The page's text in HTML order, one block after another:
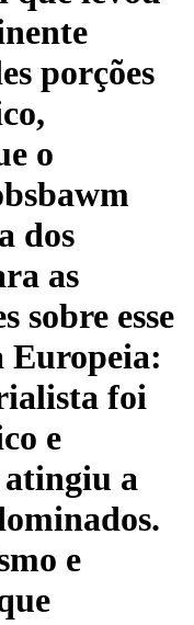
porções
o
dos
as
sobre esse
Europeia:
foi
e
atingiu a
e